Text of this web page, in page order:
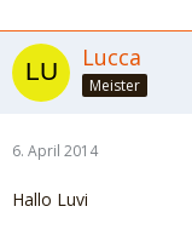
Lucca
Meister
6. April 2014
Hallo Luvi